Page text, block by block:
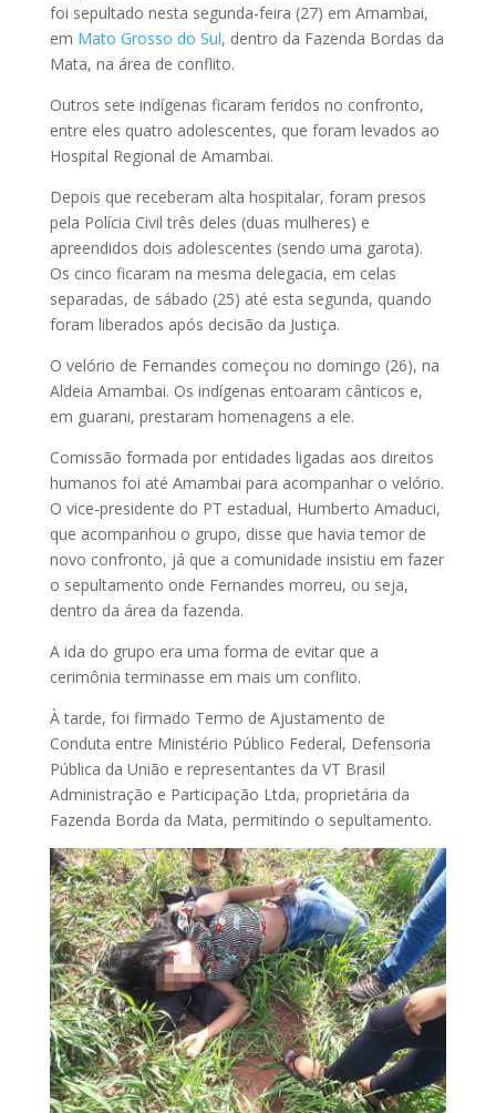
foi sepultado nesta segunda-feira (27) em Amambai,
em Mato Grosso do Sul, dentro da Fazenda Bordas da
Mata, na área de conflito.
Outros sete indígenas ficaram feridos no confronto,
entre eles quatro adolescentes, que foram levados ao
Hospital Regional de Amambai.
Depois que receberam alta hospitalar, foram presos
pela Polícia Civil três deles (duas mulheres) e
apreendidos dois adolescentes (sendo uma garota).
Os cinco ficaram na mesma delegacia, em celas
separadas, de sábado (25) até esta segunda, quando
foram liberados após decisão da Justiça.
O velório de Fernandes começou no domingo (26), na
Aldeia Amambai. Os indígenas entoaram cânticos e,
em guarani, prestaram homenagens a ele.
Comissão formada por entidades ligadas aos direitos
humanos foi até Amambai para acompanhar o velório.
O vice-presidente do PT estadual, Humberto Amaduci,
que acompanhou o grupo, disse que havia temor de
novo confronto, já que a comunidade insistiu em fazer
o sepultamento onde Fernandes morreu, ou seja,
dentro da área da fazenda.
A ida do grupo era uma forma de evitar que a
cerimônia terminasse em mais um conflito.
À tarde, foi firmado Termo de Ajustamento de
Conduta entre Ministério Público Federal, Defensoria
Pública da União e representantes da VT Brasil
Administração e Participação Ltda, proprietária da
Fazenda Borda da Mata, permitindo o sepultamento.